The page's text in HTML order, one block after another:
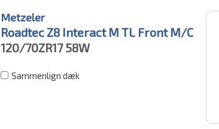
Metzeler
Roadtec Z8 Interact M TL Front M/C
120/70ZR1758W
Sammenlign dæk